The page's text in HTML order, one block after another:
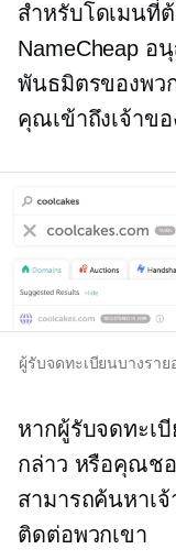
สำหรับโดเมนที่
NameCheap
พันธมิตรของพว
คุณเข้าถึงเจ้าข
ผู้รับจดทะเบียนบางรา
หากผู้รับจดทะเ
กล่าว หรือคุณช
สามารถค้นหาเ
ติดต่อพวกเขา